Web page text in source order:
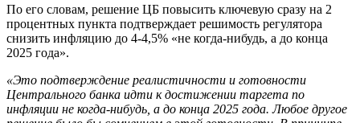
По его словам, решение ЦБ повысить ключевую сразу на 2
процентных пункта подтверждает решимость регулятора
снизить инфляцию до 4-4,5% «не когда-нибудь, а до конца
2025 года».
«Это подтверждение реалистичности и готовности
Центрального банка идти к достижении таргета по
инфляции не когда-нибудь, а до конца 2025 года. Любое другое